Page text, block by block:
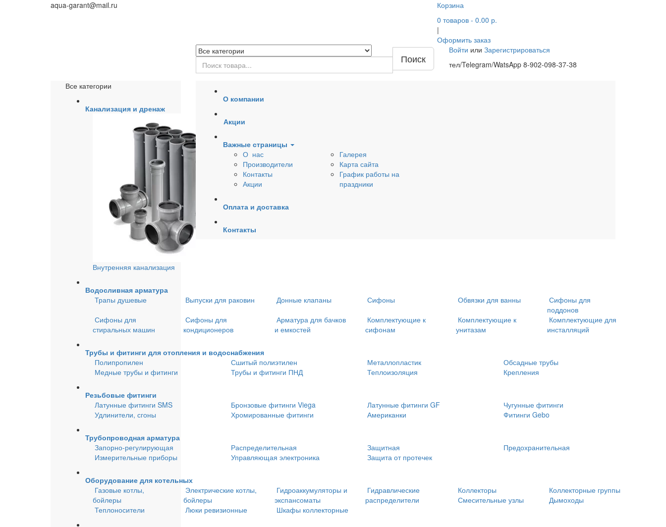
aqua-garant@mail.ru
Корзина
0 товаров - 0.00 р.
|
Оформить заказ
Поиск
Войти илиЗарегистрироваться
тел/Telegram/WatsApp 8-902-098-37-38
Все категории
Канализация и дренаж
Внутренняя канализация
Наружная канализация
Обратные клапаны
Водосливная арматура
Трапы душевые
Выпуски для раковин Донные клапаны Сифоны Обвязки для ванны
Сифоны для
поддонов
Сифоны для
стиральных машин
Сифоны для
кондиционеров
Арматура для бачков
и емкостей
Комплектующие к
сифонам
Комплектующие к
унитазам
Комплектующие для
инсталляций
Трубы и фитинги для отопления и водоснабжения
Полипропилен
Сшитый полиэтилен Металлопластик
Обсадные трубы
Медные трубы и фитинги
Трубы и фитинги ПНД Теплоизоляция Крепления
Резьбовые фитинги
Латунные фитинги SMS
Бронзовые фитинги Viega Латунные фитинги GF
Чугунные фитинги
Удлинители, сгоны
Хромированные фитинги Американки Фитинги Gebo
Трубопроводная арматура
Запорно-регулирующая
Распределительная Защитная
Предохранительная
Измерительные приборы
Управляющая электроника Защита от протечек
Оборудование для котельных
Газовые котлы,
бойлеры
Электрические котлы,
бойлеры
Гидроаккумуляторы и
экспансоматы
Гидравлические
распределители
Коллекторы
Коллекторные группы
Смесительные узлы
Дымоходы
Теплоносители
Люки ревизионные Шкафы коллекторные
О компании
Акции
Важные страницы
О нас
Производители
Контакты
Акции
Галерея
Карта сайта
График работы на
праздники
Оплата и доставка
Контакты